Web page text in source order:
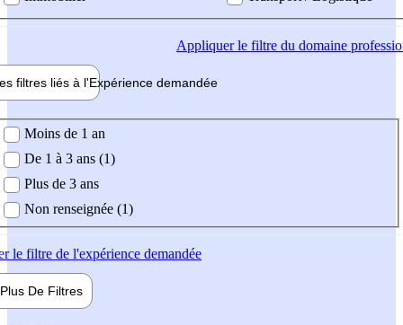
Appliquerle filtre du domaine
filtres liés à l'Expérience demandée
demandée
Moins de 1 an
De 1 à 3 ans (1)
Plus de 3 ans
Non renseignée (1)
le filtre de l'expérience demandée
Plus De Filtres